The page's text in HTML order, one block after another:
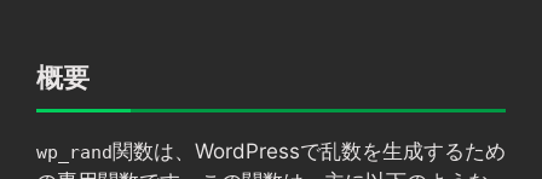
ー
概要
wp_rand関数は、WordPressで乱数を生成するため